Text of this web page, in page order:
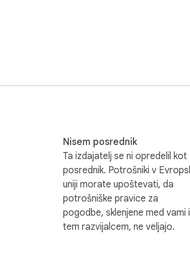
Nisem posrednik
Ta izdajatelj se ni opredelil kot
posrednik. Potrošniki v
uniji morate upoštevati, da
potrošniške pravice za
pogodbe, sklenjene med vami
tem razvijalcem, ne veljajo.